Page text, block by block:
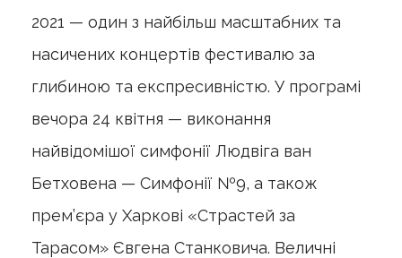
2021 — один з найбільш масштабних та
насичених концертів фестивалю за
глибиною та експресивністю. У програмі
вечора 24 квітня — виконання
найвідомішої симфонії Людвіга ван
Бетховена — Симфонії №9, а також
прем’єра у Харкові «Страстей за
Тарасом» Євгена Станковича. Величні